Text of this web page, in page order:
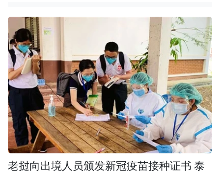
老挝向出境人员颁发新冠疫苗接种证书 泰